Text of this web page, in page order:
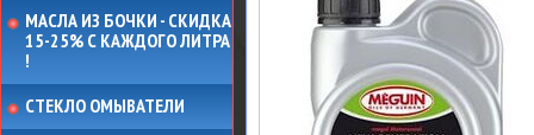
МАСЛА ИЗ БОЧКИ - СКИДКА
15-25% С КАЖДОГО ЛИТРА
!
СТЕКЛО ОМЫВАТЕЛИ